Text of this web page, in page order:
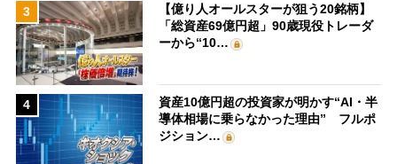
3
【億り人オールスターが狙う20銘柄】
「総資産69億円超」90歳現役トレーダ
ーから“10…
4
資産10億円超の投資家が明かす“AI・半
導体相場に乗らなかった理由” フルポ
ジション…